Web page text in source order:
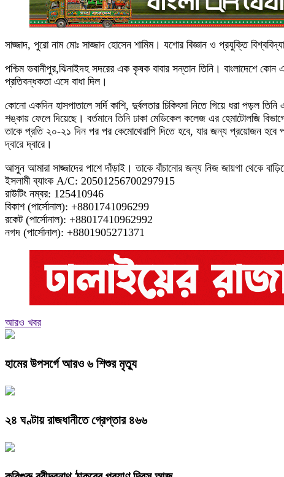
সাজ্জাদ, পুরো নাম মোঃ সাজ্জাদ হোসেন শামিম। যশোর বিজ্ঞান ও প্রযুক্তি
পশ্চিম ভবানীপুর,ঝিনাইদহ সদরের এক কৃষক বাবার সন্তান তিনি। বাংলাদেশে
প্রতিবন্ধকতা এসে বাধা দিল।
কোনো একদিন হাসপাতালে সর্দি কাশি, দুর্বলতার চিকিৎসা নিতে গিয়ে ধরা
শঙ্কায় ফেলে দিয়েছে। বর্তমানে তিনি ঢাকা মেডিকেল কলেজ এর হেমাটোলজি
তাকে প্রতি ২০-২১ দিন পর পর কেমোথেরাপি দিতে হবে, যার জন্য প্রয়োজন হবে
দ্বারে দ্বারে।
আসুন আমারা সাজ্জাদের পাশে দাঁড়াই। তাকে বাঁচানোর জন্য নিজ জায়গা থেকে
ইসলামী ব্যাংক A/C: 20501256700297915
রাউটিং নম্বর: 125410946
বিকাশ (পার্সোনাল): +8801741096299
রকেট (পার্সোনাল): +88017410962992
নগদ (পার্সোনাল): +8801905271371
আরও খবর
হামের উপসর্গে আরও ৬ শিশুর মৃত্যু
২৪ ঘণ্টায় রাজধানীতে গ্রেপ্তার ৪৬৬